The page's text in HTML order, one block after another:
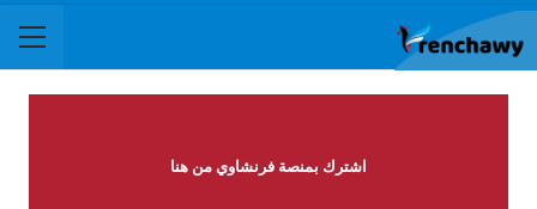
اشترك بمنصة فرنشاوي من هنا